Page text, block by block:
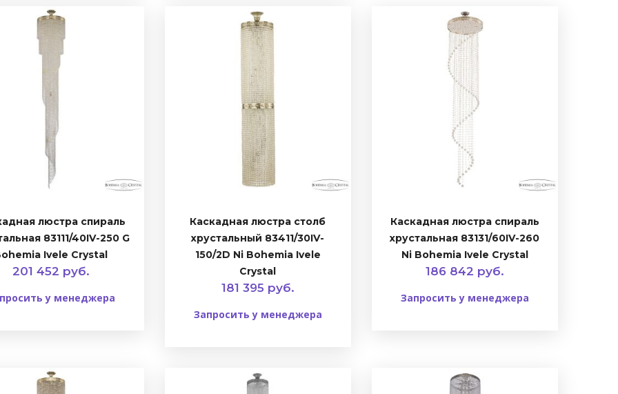
люстра спираль
83111/40IV-250 G
Ivele Crystal
201 452 руб.
у менеджера
Каскадная люстра столб
хрустальный 83411/30IV-
150/2D Ni Bohemia Ivele
Crystal
181 395 руб.
Запросить у менеджера
Каскадная люстра спираль
хрустальная 83131/60IV-260
Ni Bohemia Ivele Crystal
186 842 руб.
Запросить у менеджера